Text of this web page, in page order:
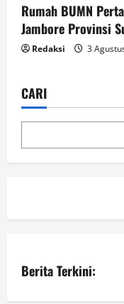
Rumah BUMN
Jambore Provinsi
Redaksi 3
CARI
Berita Terkini: